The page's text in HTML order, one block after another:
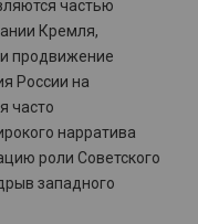
частью
Кремля,
продвижение
России на
часто
нарратива
роли Советского
западного